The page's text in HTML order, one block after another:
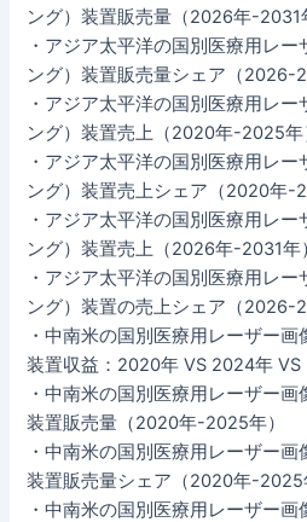
ング）装置販売量（2026年-2031
・アジア太平洋の国別医療用レ
ング）装置販売量シェア（2026-
・アジア太平洋の国別医療用レ
ング）装置売上（2020年-2025年
・アジア太平洋の国別医療用レ
ング）装置売上シェア（2020年-
・アジア太平洋の国別医療用レ
ング）装置売上（2026年-2031年
・アジア太平洋の国別医療用レ
ング）装置の売上シェア（2026-
・中南米の国別医療用レーザー画
装置収益：2020年 VS 2024年 VS
・中南米の国別医療用レーザー画
装置販売量（2020年-2025年）
・中南米の国別医療用レーザー画
装置販売量シェア（2020年-2025
・中南米の国別医療用レーザー画